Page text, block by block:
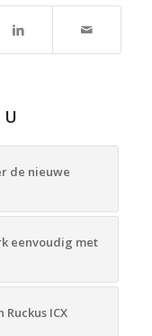
U
de nieuwe
eenvoudig met
ICX